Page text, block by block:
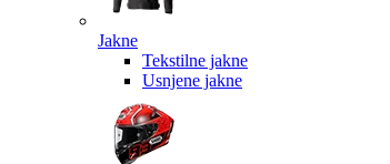
Jakne
Tekstilne jakne
Usnjene jakne